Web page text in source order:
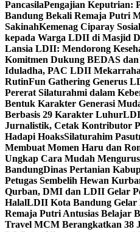
PancasilaPengajian Keputrian:
Bandung Bekali Remaja Putri
SakinahKemenag Ciparay
kepada Warga LDII di Masjid
Lansia LDII: Mendorong
Komitmen Dukung BEDAS dan
Iduladha, PAC LDII
RutinFun Gathering Generus
Pererat Silaturahmi dalam
Bentuk Karakter Generasi
Berbasis 29 Karakter Luhur
Jurnalistik, Cetak Kontributor
Hadapi HoaksSilaturahim
Membuat Momen Haru dan
Ungkap Cara Mudah
BandungDinas Pertanian
Petugas Sembelih Hewan
Qurban, DMI dan LDII Gelar
HalalLDII Kota Bandung Gelar
Remaja Putri Antusias Belajar
Travel MCM Berangkatkan 38